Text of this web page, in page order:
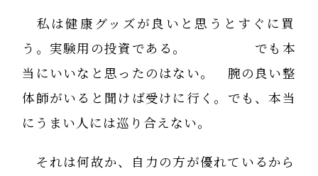
私は健康グッズが良いと思うとすぐに買
う。実験用の投資である。 でも本
当にいいなと思ったのはない。 腕の良い整
体師がいると聞けば受けに行く。でも、本当
にうまい人には巡り合えない。
それは何故か、自力の方が優れているから